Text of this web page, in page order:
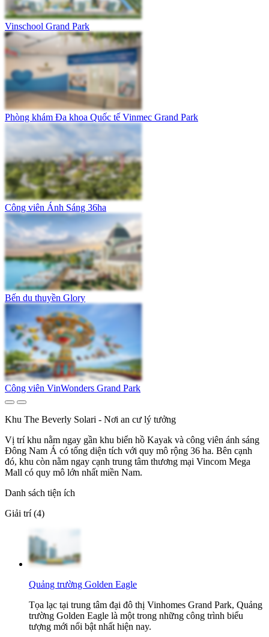
Vinschool Grand Park
Phòng khám Đa khoa Quốc tế Vinmec Grand Park
Công viên Ánh Sáng 36ha
Bến du thuyền Glory
Công viên VinWonders Grand Park
Khu The Beverly Solari - Nơi an cư lý tưởng
Vị trí khu nằm ngay gần khu biển hồ Kayak và công viên ánh sáng
Đông Nam Á có tổng diện tích với quy mô rộng 36 ha. Bên cạnh
đó, khu còn nằm ngay cạnh trung tâm thương mại Vincom Mega
Mall có quy mô lớn nhất miền Nam.
Danh sách tiện ích
Giải trí (4)
Quảng trường Golden Eagle
Tọa lạc tại trung tâm đại đô thị Vinhomes Grand Park, Quảng
trường Golden Eagle là một trong những công trình biểu
tượng mới nổi bật nhất hiện nay.